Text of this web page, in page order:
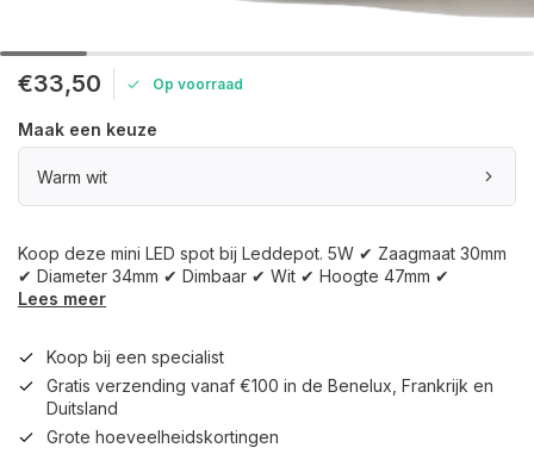
€33,50 Op voorraad
Maak een keuze
Warm wit
Koop deze mini LED spot bij Leddepot. 5W ✔ Zaagmaat 30mm
✔ Diameter 34mm ✔ Dimbaar ✔ Wit ✔ Hoogte 47mm ✔
Lees meer
Koop bij een specialist
Gratis verzending vanaf €100 in de Benelux, Frankrijk en
Duitsland
Grote hoeveelheidskortingen